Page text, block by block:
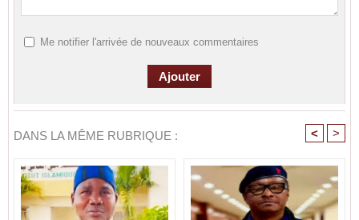
Me notifier l'arrivée de nouveaux commentaires
DANS LA MÊME RUBRIQUE : < >